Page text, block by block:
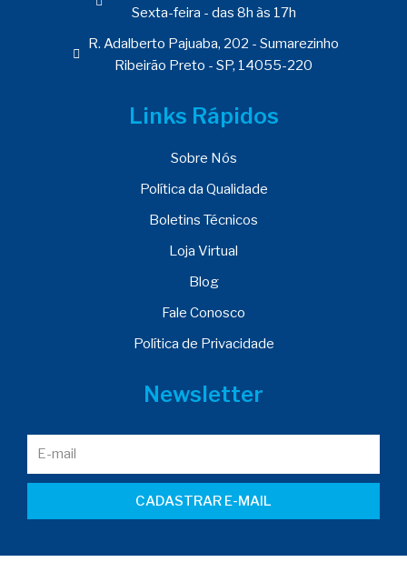
Sexta-feira - das 8h às 17h
R. Adalberto Pajuaba, 202 - Sumarezinho
Ribeirão Preto - SP, 14055-220
Links Rápidos
Sobre Nós
Política da Qualidade
Boletins Técnicos
Loja Virtual
Blog
Fale Conosco
Política de Privacidade
Newsletter
CADASTRAR E-MAIL